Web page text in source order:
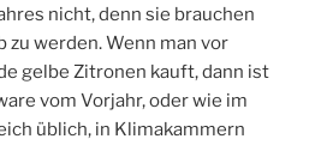
nicht, denn sie brauchen
zu werden. Wenn man vor
gelbe Zitronen kauft, dann ist
vom Vorjahr, oder wie im
üblich, in Klimakammern